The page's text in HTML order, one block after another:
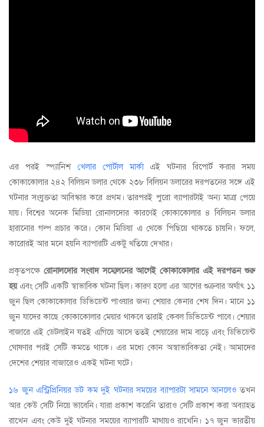
এর পরই স্প্যানিশ খেলার পোর্টাল মার্কাএই ঘটনার রিপোর্ট করার সময়
কোকাকোলার ২৪২ বিলিয়ন ডলার থেকে ২৩৮ বিলিয়ন ডলারের দরপতনের সঙ্গে এই
ঘটনার সংযুক্ততা আবিস্কার করে প্রথম। তারপরই পুরো ব্যাপারটাই অন্য মাত্রা পেয়ে
যায়। বিশ্বের অনেক মিডিয়া রোনালদোর কারণেই কোকাকোলার ৪ বিলিয়ন ডলার
হারানোর গল্প প্রচার করে। কোন মিডিয়া এ থেকে পিছিয়ে থাকতে চায়নি। ফলে,
কারোরই আর মনে হয়নি ব্যাপারটি একটু খতিয়ে দেখার।
প্রকৃতপক্ষেরোনালদোর সংবাদ সম্মেলনের আগেই কোকাকোলার এই দরপতন শুরু
হয়এবং সেটি একটি স্বাভাবিক ঘটনা ছিল। কারণ হলো এর আগের শুক্রবার অর্থাৎ ১১
জুন ছিল কোকাকোলার ডিভিডেন্ট পাওয়ার জন্য শেয়ার কেনার শেষ দিন। মানে ১১
জুন যাদের কাছে কোকাকোলার মেয়ার থাকবে তারাই কেবল ডিভিডেন্ট পাবে। শেয়ার
বাজারে এই ডেটলাইন যতই এগিয়ে আসে ততই শেয়ারের দাম বাড়ে এবং ডিভিডেন্ট
ঘোষণার পরই সেটি কমতে থাকে। এর মধ্যে কোন অস্বাভাবিকতা নেই। আমাদের
দেশের শেয়ার বাজারেও একই ঘটনা ঘটে।
১৬ জুন এন্ট্রিপ্রিনিয়র ডট কম দুই ঘটনার সময়ের ব্যাপারটা সামনে আনলেও তখন
আর কেউ সেটি নিয়ে ভাবেনি। যারা প্রকাশ করেনি তারাও সেটি প্রকাশ করা অব্যাহত
রাখেন এবং কেউ দুই ঘটনার সময়ের ব্যাপারটি মাথায়ও রাখেনি। ১৭ জুন ভারতীয়